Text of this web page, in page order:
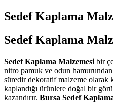
Sedef Kaplama
Sedef Kaplama
Sedef Kaplama Malzemesi bir
nitro pamuk ve odun
süredir dekoratif malzeme olarak
kaplandığı ürünlere doğal bir
kazandırır. Bursa Sedef